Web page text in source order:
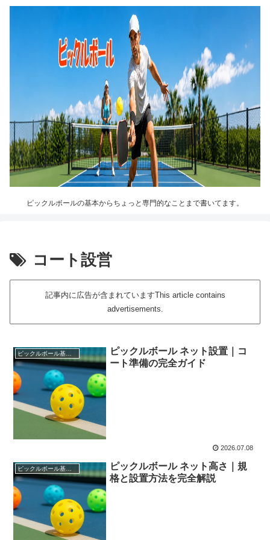
ピックルボールの基本からちょっと専門的なことまで書いてます。
コート設営
記事内に広告が含まれていますThis article contains
advertisements.
ピックルボール基本知識
ピックルボール ネット設置｜コ
ート準備の完全ガイド
2026.07.08
ピックルボール基本知識
ピックルボール ネット高さ｜規
格と設置方法を完全解説